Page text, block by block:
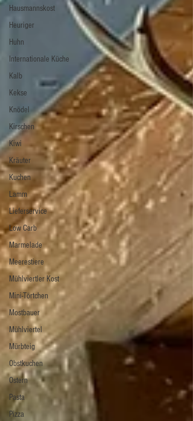
Hausmannskost
Heuriger
Huhn
Internationale Küche
Kalb
Kekse
Knödel
Kirschen
Kiwi
Kräuter
Kuchen
Lamm
Lieferservice
Low Carb
Marmelade
Meerestiere
Mühlviertler Kost
Mini-Törtchen
Mostbauer
Mühlviertel
Mürbteig
Obstkuchen
Ostern
Pasta
Pizza